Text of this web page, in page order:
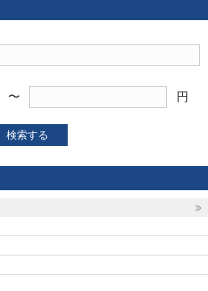
〜 円
検索する